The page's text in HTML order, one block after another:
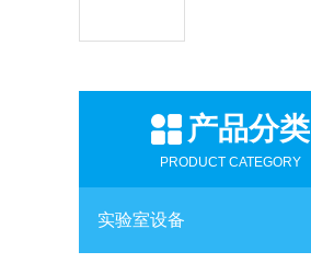
产品分类
PRODUCT CATEGORY
实验室设备